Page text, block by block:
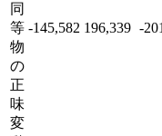
同
等
物
の
正
味
変
-145,582 196,339 -